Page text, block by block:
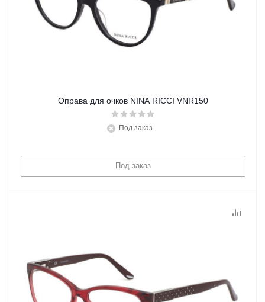
Оправа для очков NINA RICCI VNR150
Под заказ
Под заказ